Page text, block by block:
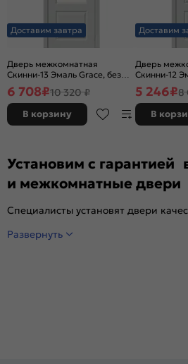
Доставим завтра
Дверь межкомнатная
Скинни-13 Эмаль Grace, без
декора, остекленная, white
сrystal, без кромки, скиновая
6 708₽10 320 ₽
В корзину
Доставим
Дверь
Скинни-12
декора,
без кромки,
5 246₽8
В
Установим с гарантией
и межкомнатные двери
Специалисты установят двери
Развернуть